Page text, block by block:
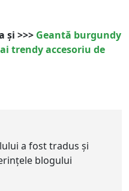
și >>> Geantă burgundy
trendy accesoriu de
a fost tradus și
blogului